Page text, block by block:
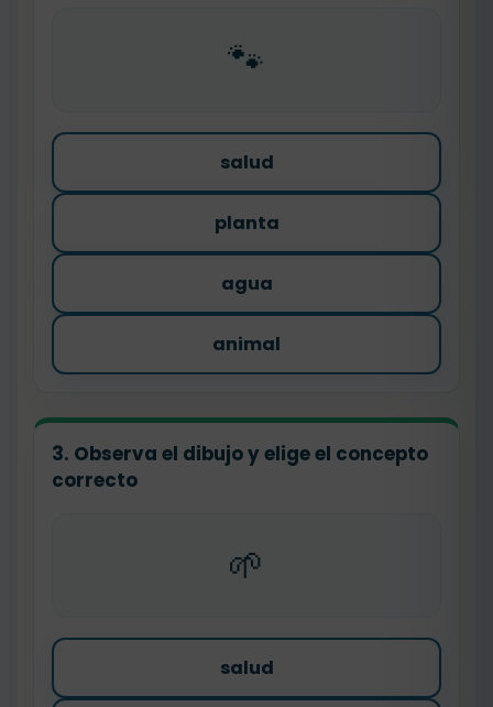
🐾
salud
planta
agua
animal
3. Observa el dibujo y elige el concepto
correcto
🌱
salud